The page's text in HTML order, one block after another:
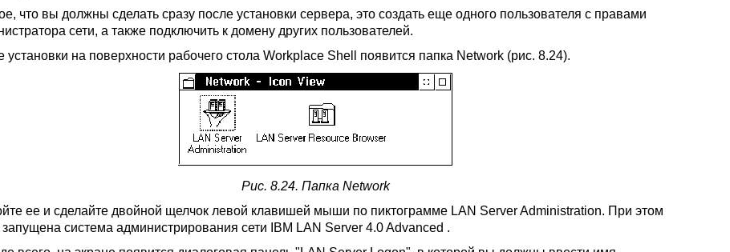
что вы должны сделать сразу после установки сервера, это создать еще одного пользователя с правами
сети, а также подключить к домену других пользователей.
установки на поверхности рабочего стола Workplace Shell появится папка Network (рис. 8.24).
Рис. 8.24. Папка Network
ее и сделайте двойной щелчок левой клавишей мыши по пиктограмме LAN Server Administration. При этом
запущена система администрирования сети IBM LAN Server 4.0 Advanced .